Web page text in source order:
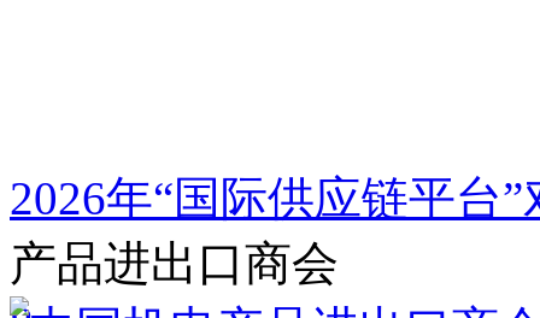
2026年“国际供应链平台
产品进出口商会